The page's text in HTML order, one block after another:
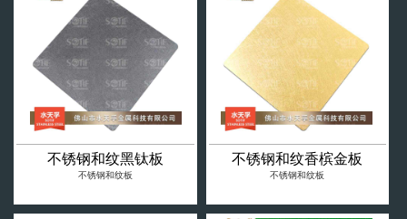
不锈钢和纹黑钛板
不锈钢和纹板
不锈钢和纹香槟金板
不锈钢和纹板